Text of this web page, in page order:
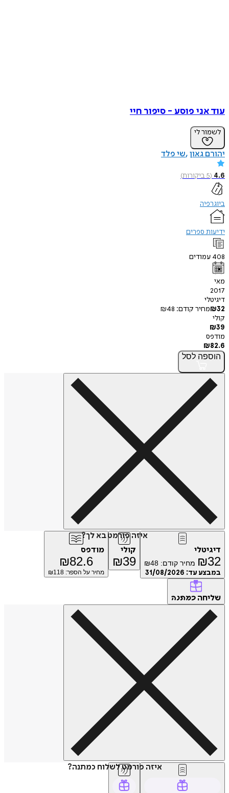
עוד אני פוסע - סיפור חיי
לשמור לי
יהורם גאון שי פלד
4.6
(
5ביקורות)
ביוגרפיה
ידיעות ספרים
408 עמודים
מאי
2017
דיגיטלי
₪32 מחיר קודם: ₪48
קולי
₪39
מודפס
₪82.6
הוספה לסל
איזה פורמט בא לך?
דיגיטלי
₪32 מחיר קודם: ₪48
במבצע עד: 31/08/2026
קולי
₪39
מודפס
₪82.6
מחיר על הספר: ₪ 118
שליחה כמתנה
איזה פורמט לשלוח כמתנה?